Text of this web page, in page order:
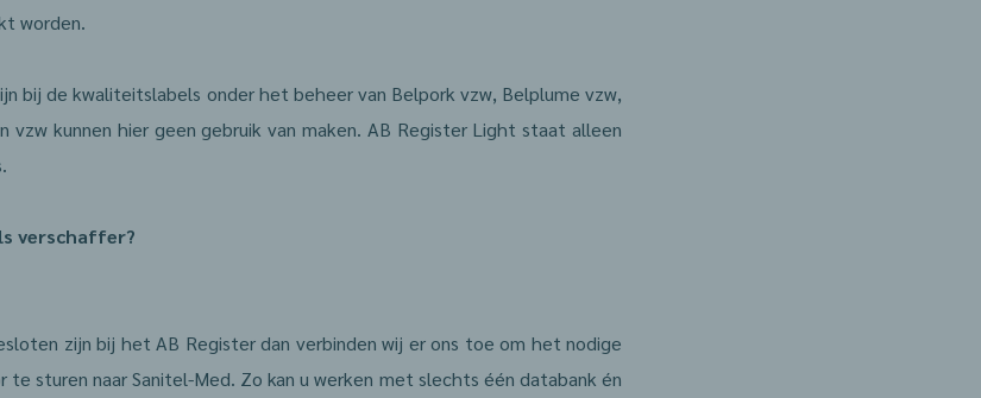
worden.
bij de kwaliteitslabels onder het beheer van Belpork vzw, Belplume vzw,
vzw kunnen hier geen gebruik van maken. AB Register Light staat alleen
verschaffer?
zijn bij het AB Register dan verbinden wij er ons toe om het nodige
sturen naar Sanitel-Med. Zo kan u werken met slechts één databank én